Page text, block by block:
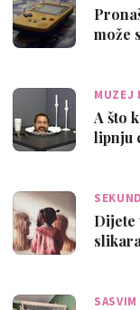
može
MUZEJ
A što
lipnju
Dijete